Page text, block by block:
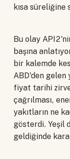
kısa süreliğine
Bu olay
başına
bir kalemde
ABD'den gelen
fiyat tarihi
çağrılması,
yakıtların ne
gösterdi. Yeşil
geldiğinde